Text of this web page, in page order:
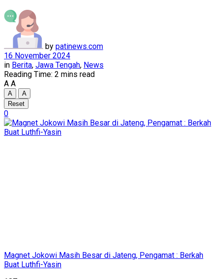
by patinews.com
16 November 2024
in Berita, Jawa Tengah, News
Reading Time: 2 mins read
A A
A
A
Reset
0
Magnet Jokowi Masih Besar di Jateng, Pengamat : Berkah
Buat Luthfi-Yasin